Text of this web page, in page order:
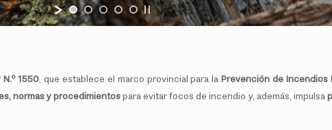
N.º 1550, que establece el marco provincial para laPrevención de Incendios
normas y procedimientospara evitar focos de incendio y, además, impulsa